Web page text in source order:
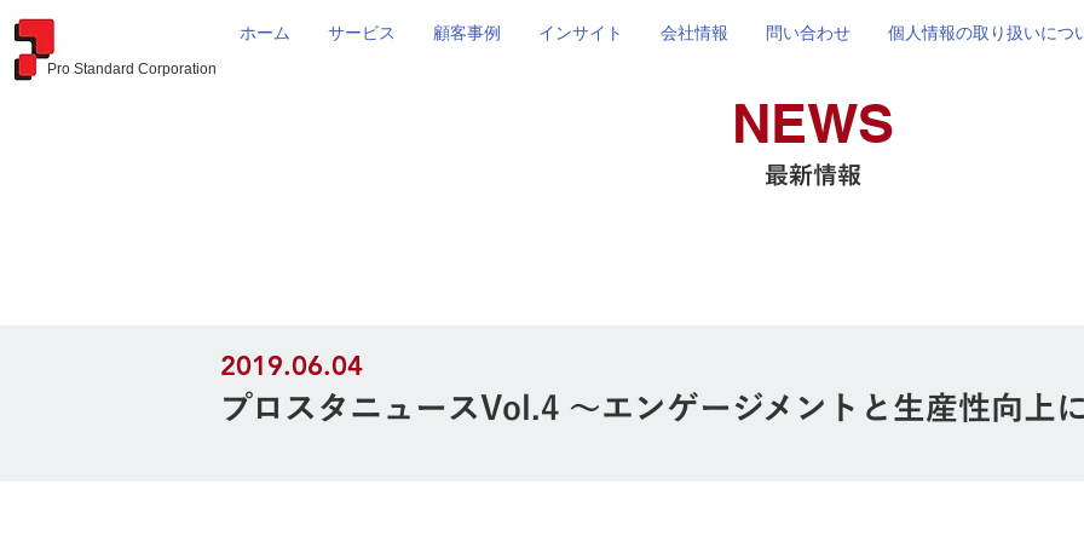
ホーム サービス 顧客事例 インサイト 会社情報 問い合わせ 個人情報の取り扱いにつ
Pro Standard Corporation
NEWS
最新情報
2019.06.04
プロスタニュースVol.4 ～エンゲージメントと生産性向上